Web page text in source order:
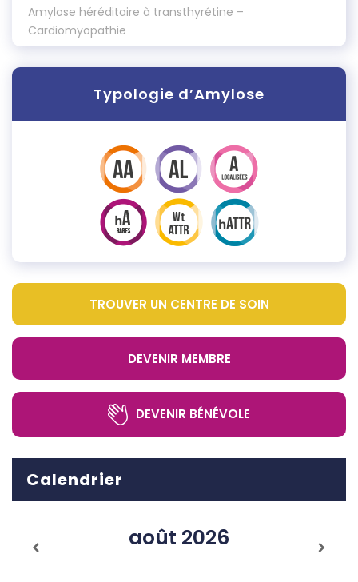
Amylose héréditaire à transthyrétine –
Cardiomyopathie
Typologie d’Amylose
TROUVER UN CENTRE DE SOIN
DEVENIR MEMBRE
DEVENIR BÉNÉVOLE
Calendrier
août 2026